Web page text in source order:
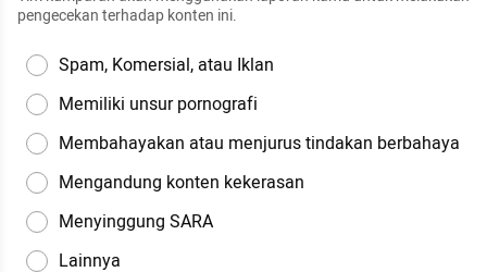
pengecekan terhadap konten ini.
Spam, Komersial, atau Iklan
Memiliki unsur pornografi
Membahayakan atau menjurus tindakan berbahaya
Mengandung konten kekerasan
Menyinggung SARA
Lainnya